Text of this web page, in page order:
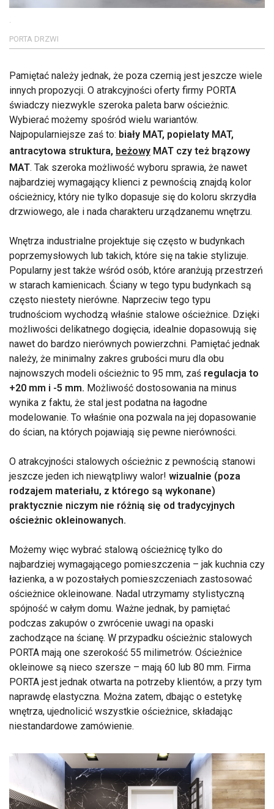
.
PORTA DRZWI
Pamiętać należy jednak, że poza czernią jest jeszcze wiele
innych propozycji. O atrakcyjności oferty firmy PORTA
świadczy niezwykle szeroka paleta barw ościeżnic.
Wybierać możemy spośród wielu wariantów.
Najpopularniejsze zaś to: biały MAT, popielaty MAT,
antracytowa struktura, beżowy MAT czy też brązowy
MAT. Tak szeroka możliwość wyboru sprawia, że nawet
najbardziej wymagający klienci z pewnością znajdą kolor
ościeżnicy, który nie tylko dopasuje się do koloru skrzydła
drzwiowego, ale i nada charakteru urządzanemu wnętrzu.
Wnętrza industrialne projektuje się często w budynkach
poprzemysłowych lub takich, które się na takie stylizuje.
Popularny jest także wśród osób, które aranżują przestrzeń
w starach kamienicach. Ściany w tego typu budynkach są
często niestety nierówne. Naprzeciw tego typu
trudnościom wychodzą właśnie stalowe ościeżnice. Dzięki
możliwości delikatnego dogięcia, idealnie dopasowują się
nawet do bardzo nierównych powierzchni. Pamiętać jednak
należy, że minimalny zakres grubości muru dla obu
najnowszych modeli ościeżnic to 95 mm, zaś regulacja to
+20 mm i -5 mm. Możliwość dostosowania na minus
wynika z faktu, że stal jest podatna na łagodne
modelowanie. To właśnie ona pozwala na jej dopasowanie
do ścian, na których pojawiają się pewne nierówności.
O atrakcyjności stalowych ościeżnic z pewnością stanowi
jeszcze jeden ich niewątpliwy walor! wizualnie (poza
rodzajem materiału, z którego są wykonane)
praktycznie niczym nie różnią się od tradycyjnych
ościeżnic okleinowanych.
Możemy więc wybrać stalową ościeżnicę tylko do
najbardziej wymagającego pomieszczenia – jak kuchnia czy
łazienka, a w pozostałych pomieszczeniach zastosować
ościeżnice okleinowane. Nadal utrzymamy stylistyczną
spójność w całym domu. Ważne jednak, by pamiętać
podczas zakupów o zwrócenie uwagi na opaski
zachodzące na ścianę. W przypadku ościeżnic stalowych
PORTA mają one szerokość 55 milimetrów. Ościeżnice
okleinowe są nieco szersze – mają 60 lub 80 mm. Firma
PORTA jest jednak otwarta na potrzeby klientów, a przy tym
naprawdę elastyczna. Można zatem, dbając o estetykę
wnętrza, ujednolicić wszystkie ościeżnice, składając
niestandardowe zamówienie.